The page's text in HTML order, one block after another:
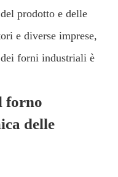
prodotto e delle
e diverse imprese,
forni industriali è
forno
delle